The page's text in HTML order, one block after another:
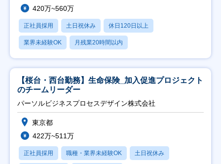
420万~560万
正社員採用 土日祝休み 休日120日以上
業界未経験OK 月残業20時間以内
【桜台・西台勤務】生命保険_加入促進プロジェクト
のチームリーダー
パーソルビジネスプロセスデザイン株式会社
東京都
422万~511万
正社員採用 職種・業界未経験OK 土日祝休み